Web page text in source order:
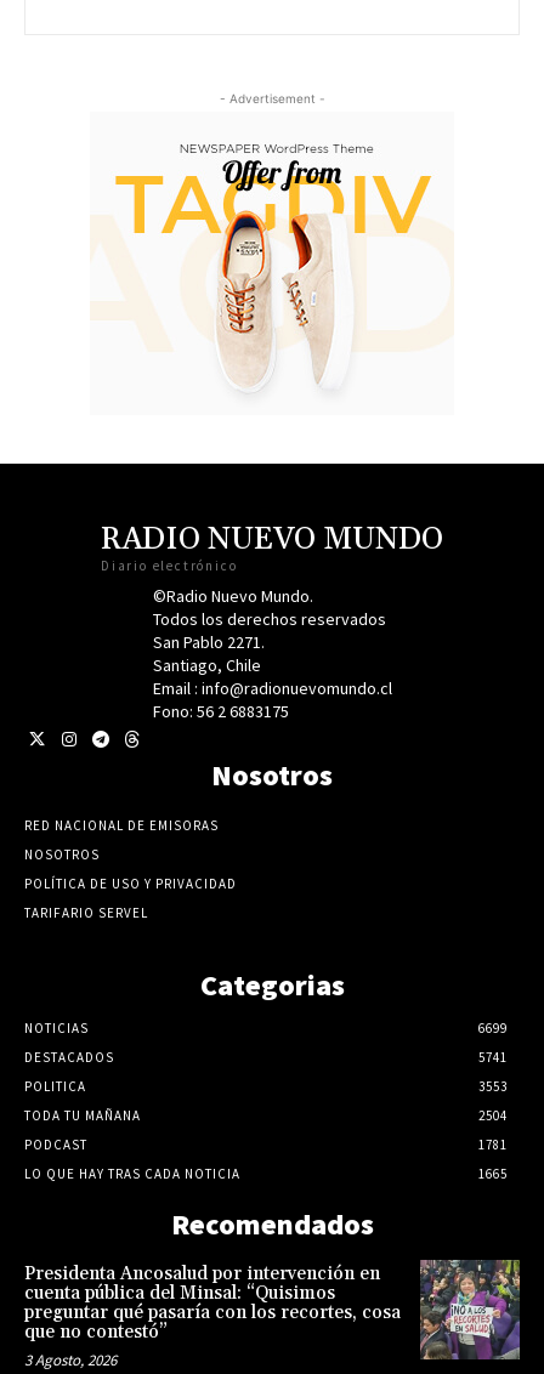
- Advertisement -
RADIO NUEVO MUNDO
Diario electrónico
©Radio Nuevo Mundo.
Todos los derechos reservados
San Pablo 2271.
Santiago, Chile
Email : info@radionuevomundo.cl
Fono: 56 2 6883175
Nosotros
RED NACIONAL DE EMISORAS
NOSOTROS
POLÍTICA DE USO Y PRIVACIDAD
TARIFARIO SERVEL
Categorias
NOTICIAS
6699
DESTACADOS
5741
POLITICA
3553
TODA TU MAÑANA
2504
PODCAST
1781
LO QUE HAY TRAS CADA NOTICIA
1665
Recomendados
Presidenta Ancosalud por intervención en
cuenta pública del Minsal: “Quisimos
preguntar qué pasaría con los recortes, cosa
que no contestó”
3 Agosto, 2026